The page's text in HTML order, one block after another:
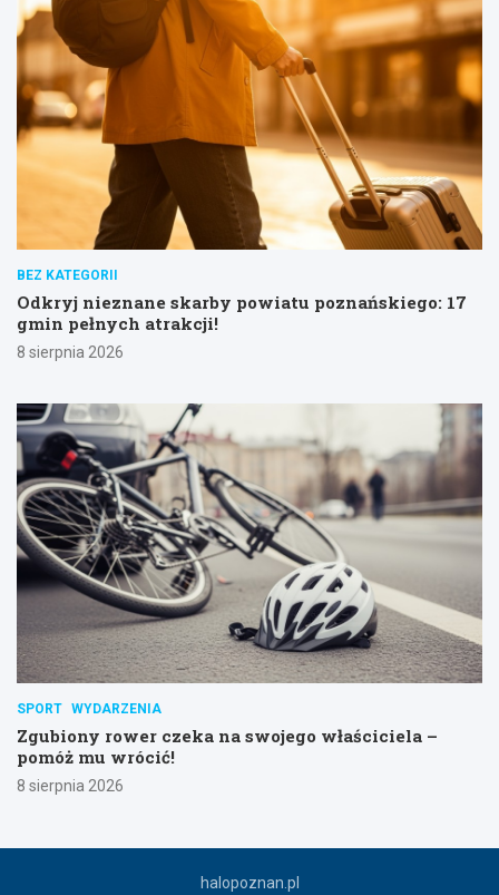
BEZ KATEGORII
Odkryj nieznane skarby powiatu poznańskiego: 17
gmin pełnych atrakcji!
8 sierpnia 2026
SPORT WYDARZENIA
Zgubiony rower czeka na swojego właściciela –
pomóż mu wrócić!
8 sierpnia 2026
halopoznan.pl